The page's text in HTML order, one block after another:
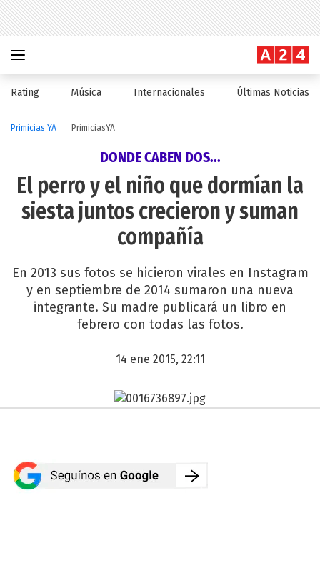
Rating Música Internacionales Últimas Noticias
Primicias YA PrimiciasYA
DONDE CABEN DOS...
El perro y el niño que dormían la
siesta juntos crecieron y suman
compañía
En 2013 sus fotos se hicieron virales en Instagram
y en septiembre de 2014 sumaron una nueva
integrante. Su madre publicará un libro en
febrero con todas las fotos.
14 ene 2015, 22:11